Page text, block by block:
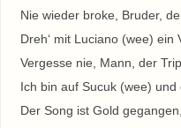
Nie wieder broke, Bruder,
Dreh‘ mit Luciano (wee) ein
Vergesse nie, Mann, der
Ich bin auf Sucuk (wee) und
Der Song ist Gold